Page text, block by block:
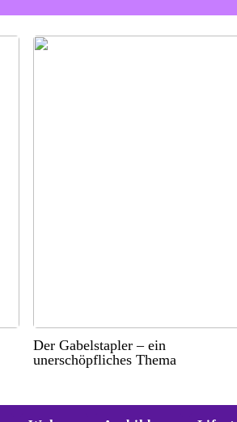
Der Gabelstapler – ein
unerschöpfliches Thema